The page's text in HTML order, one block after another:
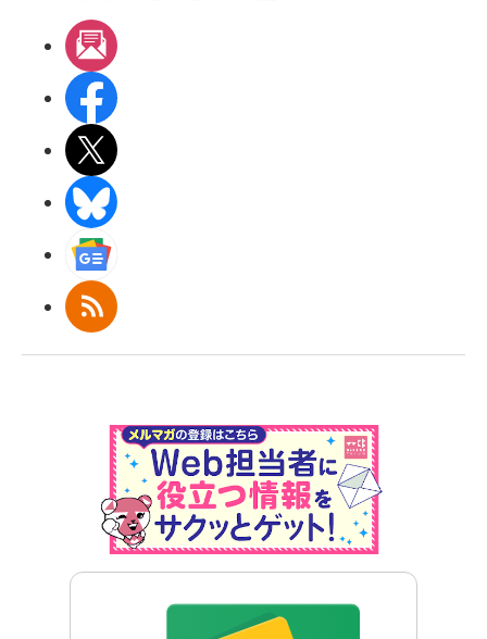
RSS